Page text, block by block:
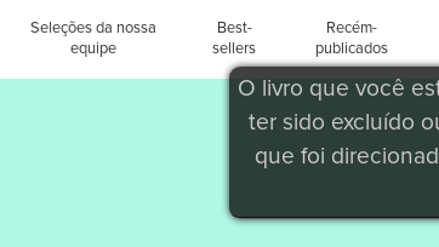
Seleções da nossa
equipe
Best-
sellers
Recém-
publicados
O livro que você
ter sido excluído
que foi